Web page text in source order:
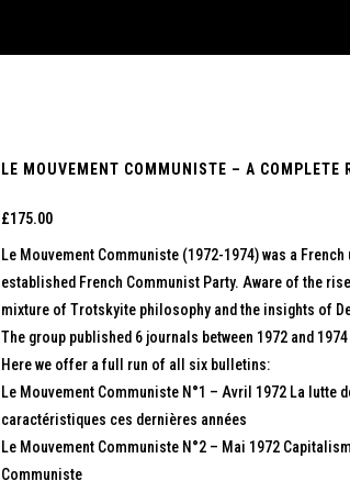
LE MOUVEMENT COMMUNISTE – A
£175.00
Le Mouvement Communiste (1972-1974) was a
established French Communist Party. Aware of the
mixture of Trotskyite philosophy and the insights of
The group published 6 journals between 1972 and
Here we offer a full run of all six bulletins:
Le Mouvement Communiste N°1 – Avril 1972 La lutte
caractéristiques ces dernières années
Le Mouvement Communiste N°2 – Mai 1972
Communiste